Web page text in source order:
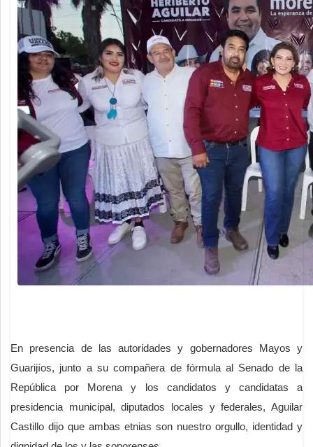
En presencia de las autoridades y gobernadores Mayos y
Guarijíos, junto a su compañera de fórmula al Senado de la
República por Morena y los candidatos y candidatas a
presidencia municipal, diputados locales y federales, Aguilar
Castillo dijo que ambas etnias son nuestro orgullo, identidad y